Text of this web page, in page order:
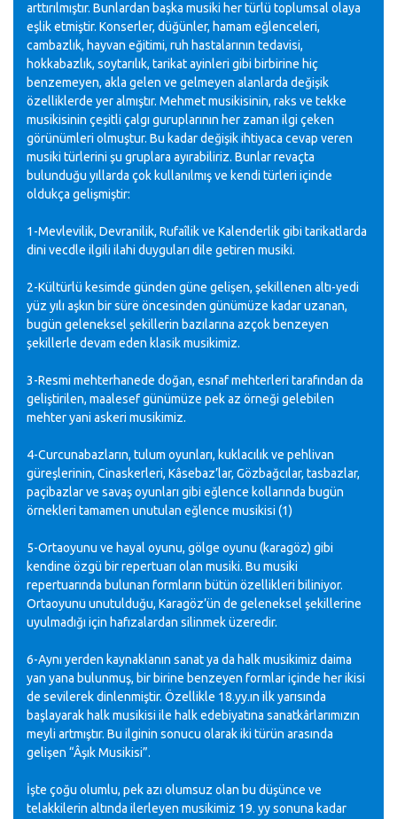
arttırılmıştır. Bunlardan başka musiki her türlü toplumsal olaya
eşlik etmiştir. Konserler, düğünler, hamam eğlenceleri,
cambazlık, hayvan eğitimi, ruh hastalarının tedavisi,
hokkabazlık, soytarılık, tarikat ayinleri gibi birbirine hiç
benzemeyen, akla gelen ve gelmeyen alanlarda değişik
özelliklerde yer almıştır. Mehmet musikisinin, raks ve tekke
musikisinin çeşitli çalgı guruplarının her zaman ilgi çeken
görünümleri olmuştur. Bu kadar değişik ihtiyaca cevap veren
musiki türlerini şu gruplara ayırabiliriz. Bunlar revaçta
bulunduğu yıllarda çok kullanılmış ve kendi türleri içinde
oldukça gelişmiştir:
1-Mevlevilik, Devranilik, Rufaîlik ve Kalenderlik gibi tarikatlarda
dini vecdle ilgili ilahi duyguları dile getiren musiki.
2-Kültürlü kesimde günden güne gelişen, şekillenen altı-yedi
yüz yılı aşkın bir süre öncesinden günümüze kadar uzanan,
bugün geleneksel şekillerin bazılarına azçok benzeyen
şekillerle devam eden klasik musikimiz.
3-Resmi mehterhanede doğan, esnaf mehterleri tarafından da
geliştirilen, maalesef günümüze pek az örneği gelebilen
mehter yani askeri musikimiz.
4-Curcunabazların, tulum oyunları, kuklacılık ve pehlivan
güreşlerinin, Cinaskerleri, Kâsebaz’lar, Gözbağcılar, tasbazlar,
paçibazlar ve savaş oyunları gibi eğlence kollarında bugün
örnekleri tamamen unutulan eğlence musikisi (1)
5-Ortaoyunu ve hayal oyunu, gölge oyunu (karagöz) gibi
kendine özgü bir repertuarı olan musiki. Bu musiki
repertuarında bulunan formların bütün özellikleri biliniyor.
Ortaoyunu unutulduğu, Karagöz’ün de geleneksel şekillerine
uyulmadığı için hafızalardan silinmek üzeredir.
6-Aynı yerden kaynaklanın sanat ya da halk musikimiz daima
yan yana bulunmuş, bir birine benzeyen formlar içinde her ikisi
de sevilerek dinlenmiştir. Özellikle 18.yy.ın ilk yarısında
başlayarak halk musikisi ile halk edebiyatına sanatkârlarımızın
meyli artmıştır. Bu ilginin sonucu olarak iki türün arasında
gelişen “Âşık Musikisi”.
İşte çoğu olumlu, pek azı olumsuz olan bu düşünce ve
telakkilerin altında ilerleyen musikimiz 19. yy sonuna kadar